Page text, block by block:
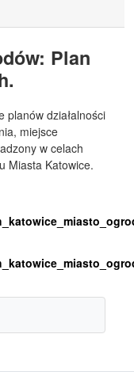
Plan
planów działalności
miejsce
w celach
Miasta Katowice.